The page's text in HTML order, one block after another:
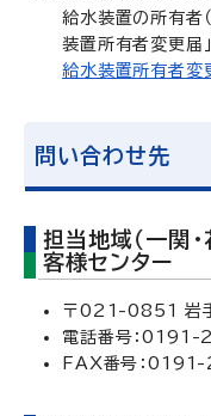
給水装置の所有者
装置所有者変更届
給水装置所有者変
問い合わせ先
担当地域（一関
客様センター
〒021-0851 岩
電話番号：
FAX番号：